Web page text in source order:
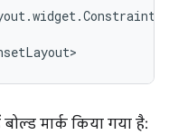
मार्क किया गया है: